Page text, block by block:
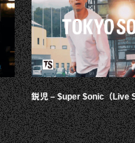
鋭児 – $uper $onic（Live